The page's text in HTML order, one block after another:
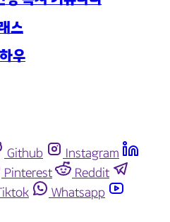
스
우
Github
Instagram
Pinterest
Reddit
Whatsapp